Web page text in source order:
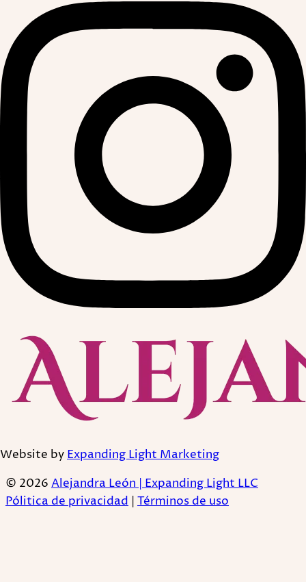
Website byExpanding Light Marketing
© 2026 Alejandra León | Expanding Light LLC
Pólitica de privacidad Términos de uso